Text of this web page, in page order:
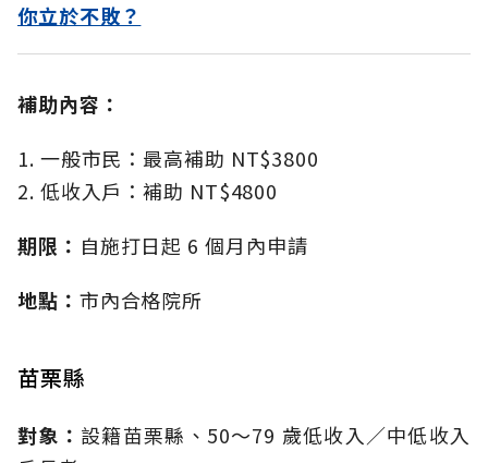
你立於不敗？
補助內容：
1. 一般市民：最高補助 NT$3800
2. 低收入戶：補助 NT$4800
期限： 自施打日起 6 個月內申請
地點： 市內合格院所
苗栗縣
對象： 設籍苗栗縣、50～79 歲低收入／中低收入